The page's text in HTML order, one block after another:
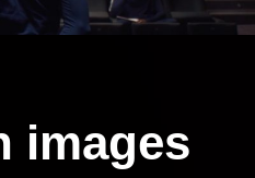
images